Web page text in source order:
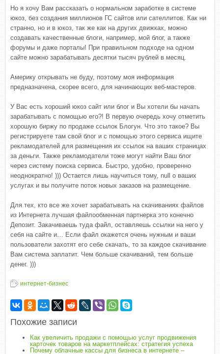
Но я хочу Вам рассказать о нормальном заработке в системе
юкоз, без создания миллионов ГС сайтов или сателлитов. Как ни
странно, но и в юкоз, так же как на других движках, можно
создавать качественные блоги, например, мой блог, а также
форумы и даже порталы! При правильном подходе на одном
сайте можно зарабатывать десятки тысяч рублей в месяц.
Америку открывать не буду, поэтому моя информация
предназначена, скорее всего, для начинающих веб-мастеров.
У Вас есть хороший юкоз сайт или блог и Вы хотели бы начать
зарабатывать с помощью его?! В первую очередь хочу отметить
хорошую биржу по продаже ссылок Блогун. Что это такое? Вы
регистрируете там свой блог и с помощью этого сервиса ищите
рекламодателей для размещения их ссылок на ваших страницах
за деньги. Также рекламодатели тоже могут найти Ваш блог
через систему поиска сервиса. Быстро, удобно, проверенно
неоднократно! ))) Остается лишь научиться тому, null о ваших
услугах и вы получите поток новых заказов на размещение.
Для тех, кто все же хочет зарабатывать на скачиваниях файлов
из Интернета лучшая файлообменная партнерка это конечно
Депозит. Закачиваешь туда файл, оставляешь ссылки на него у
себя на сайте и… Если файл окажется очень нужным и ваши
пользователи захотят его себе скачать, то за каждое скачивание
Вам система заплатит. Чем больше скачиваний, тем больше
денег. )))
интернет-бизнес
Похожие записи
Как увеличить продажи с помощью услуг продвижения
карточек товаров на маркетплейсах: стратегия успеха
Почему облачные кассы для бизнеса в интернете –